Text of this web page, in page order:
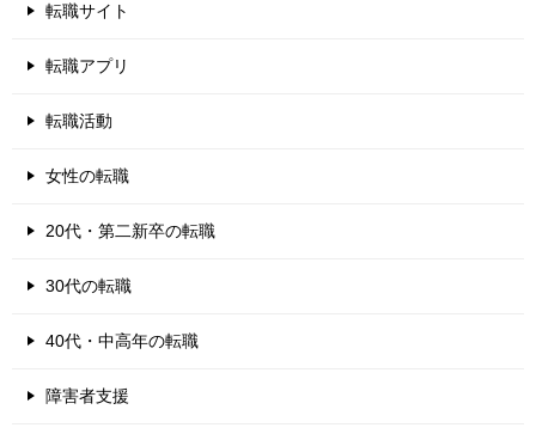
転職サイト
転職アプリ
転職活動
女性の転職
20代・第二新卒の転職
30代の転職
40代・中高年の転職
障害者支援